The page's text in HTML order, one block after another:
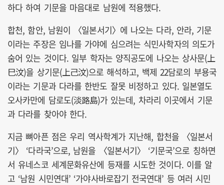
하다 하여 기문을 마음대로 남원에 적용했다.
합천, 함안, 남원이 〈일본서기〉에 나오는 다라, 안라, 기문
이라는 주장은 임나를 가야에 심으려는 식민사학자의 의도가
숨어 있는 것이다. 일부 학자는 양직공도에 나오는 상사문(上
巳汶)을 상기문(上己汶)으로 해석하고, 백제 22담로의 부용국
이라는 기문과 다라를 한반도 잘못 비정하고 있다. 일본열도
오사카만에 담로도(淡路島)가 있는데, 차라리 이곳에서 기문
과 다라를 찾아야 한다.
지금 뼈아픈 점은 우리 역사학계가 지난해, 합천을 〈일본서
기〉 ‘다라국’으로, 남원을 〈일본서기〉 ‘기문국’으로 칭하면
서 유네스코 세계문화유산에 등재를 시도한 것이다. 이를 알
고 ‘남원 시민연대’ ‘가야사바로잡기 전국연대’ 등 여러 시민